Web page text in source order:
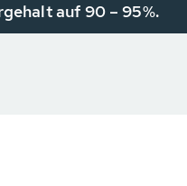
auf 90 – 95%.